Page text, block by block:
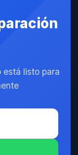
está listo para